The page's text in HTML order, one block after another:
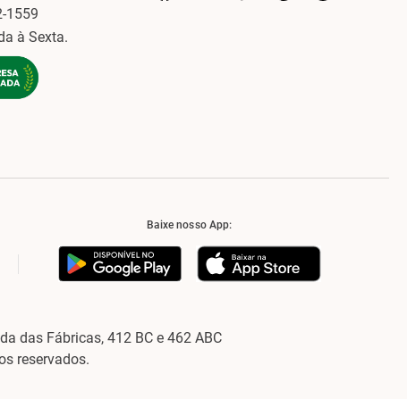
1559
à Sexta.
Baixe nosso App:
das Fábricas, 412 BC e 462 ABC
reservados.